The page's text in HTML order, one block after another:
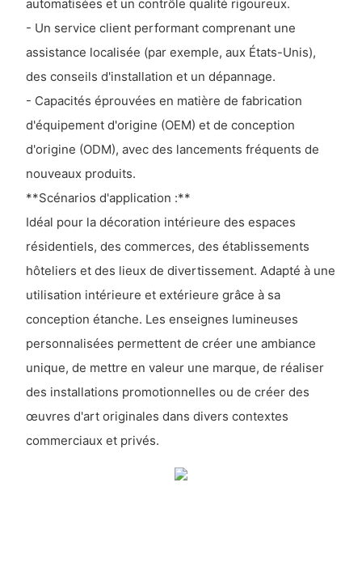
automatisées et un contrôle qualité rigoureux.
- Un service client performant comprenant une
assistance localisée (par exemple, aux États-Unis),
des conseils d'installation et un dépannage.
- Capacités éprouvées en matière de fabrication
d'équipement d'origine (OEM) et de conception
d'origine (ODM), avec des lancements fréquents de
nouveaux produits.
**Scénarios d'application :**
Idéal pour la décoration intérieure des espaces
résidentiels, des commerces, des établissements
hôteliers et des lieux de divertissement. Adapté à une
utilisation intérieure et extérieure grâce à sa
conception étanche. Les enseignes lumineuses
personnalisées permettent de créer une ambiance
unique, de mettre en valeur une marque, de réaliser
des installations promotionnelles ou de créer des
œuvres d'art originales dans divers contextes
commerciaux et privés.